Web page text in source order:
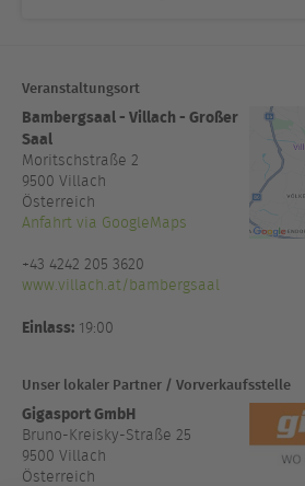
Veranstaltungsort
Bambergsaal - Villach - Großer
Saal
Moritschstraße 2
9500 Villach
Österreich
Anfahrt via GoogleMaps
+43 4242 205 3620
www.villach.at/bambergsaal
Einlass: 19:00
Unser lokaler Partner / Vorverkaufsstelle
Gigasport GmbH
Bruno-Kreisky-Straße 25
9500 Villach
Österreich